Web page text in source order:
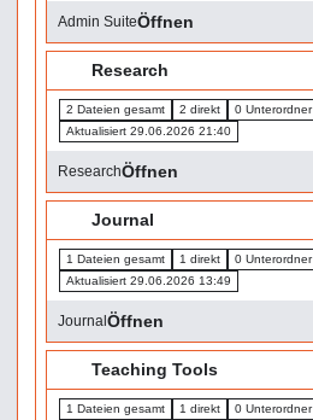
Admin SuiteÖffnen
Research
2 Dateien gesamt 2 direkt
0 Unterordner
Aktualisiert 29.06.2026 21:40
ResearchÖffnen
Journal
1 Dateien gesamt 1 direkt
0 Unterordner
Aktualisiert 29.06.2026 13:49
JournalÖffnen
Teaching Tools
1 Dateien gesamt 1 direkt
0 Unterordner